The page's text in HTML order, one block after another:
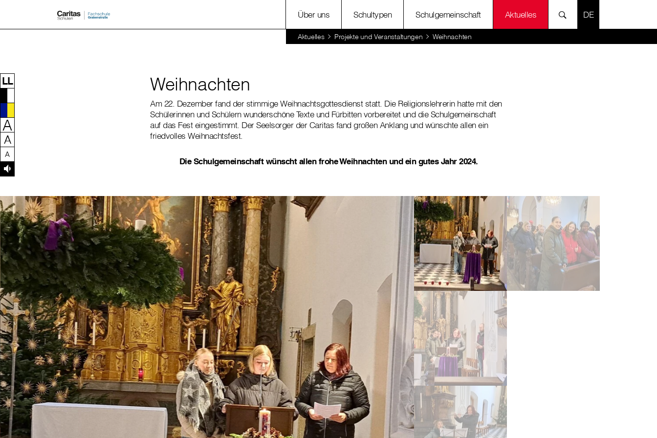
Zum Inhalt dieser Seite
Zur Navigation
Zum Footer dieser Seite
Über uns Schultypen Schulgemeinschaft Aktuelles SPRACHE
Aktuelles Projekte und Veranstaltungen Weihnachten
LL
A
A
A
Weihnachten
Am 22. Dezember fand der stimmige Weihnachtsgottesdienst statt. Die Religionslehrerin hatte mit den
Schülerinnen und Schülern wunderschöne Texte und Fürbitten vorbereitet und die Schulgemeinschaft
auf das Fest eingestimmt. Der Seelsorger der Caritas fand großen Anklang und wünschte allen ein
friedvolles Weihnachtsfest.
Die Schulgemeinschaft wünscht allen frohe Weihnachten und ein gutes Jahr 2024.